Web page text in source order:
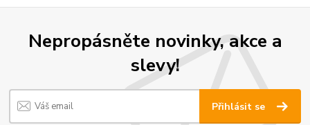
Nepropásněte novinky, akce a
slevy!
Přihlásit se